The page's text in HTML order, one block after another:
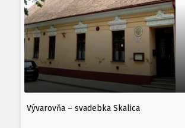
Vývarovňa – svadebka Skalica